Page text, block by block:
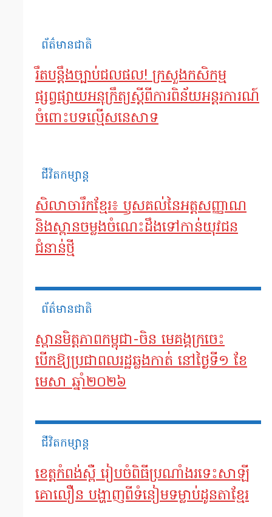
ព័ត៌មានជាតិ
រឹតបន្តឹងច្បាប់ជលផល! ក្រសួងកសិកម្ម
ផ្សព្វផ្សាយអនុក្រឹត្យស្តីពីការពិន័យអន្តរការណ៍
ចំពោះបទល្មើសនេសាទ
ជីវិតកម្សាន្ត
សិលាចារឹកខ្មែរ៖ ឫសគល់នៃអត្តសញ្ញាណ
និងស្ពានចម្លងចំណេះដឹងទៅកាន់យុវជន
ជំនាន់ថ្មី
ព័ត៌មានជាតិ
ស្ពានមិត្តភាពកម្ពុជា-ចិន មេគង្គក្រចេះ
បើកឱ្យប្រជាពលរដ្ឋឆ្លងកាត់ នៅថ្ងៃទី១ ខែ
មេសា ឆ្នាំ២០២៦
ជីវិតកម្សាន្ត
ខេត្តកំពង់ស្ពឺ រៀបចំពិធីប្រណាំងរទេះសាឡី
គោលឿន បង្ហាញពីទំនៀមទម្លាប់ដូនតាខ្មែរ